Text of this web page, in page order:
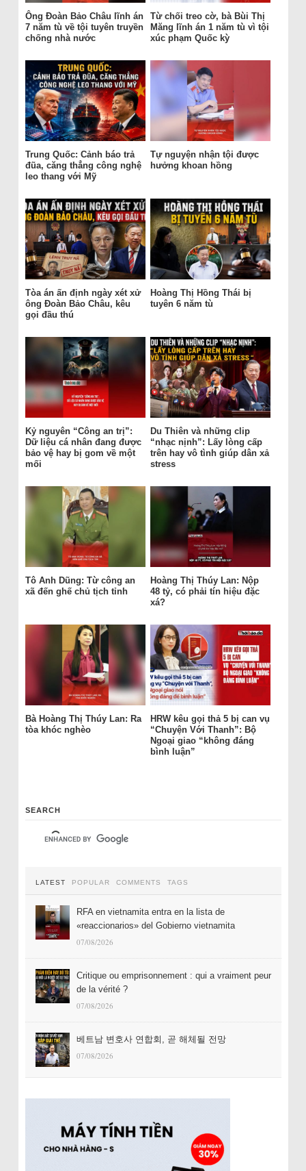
Ông Đoàn Bảo Châu lĩnh án
7 năm tù về tội tuyên truyền
chống nhà nước
Từ chối treo cờ, bà Bùi Thị
Măng lĩnh án 1 năm tù vì tội
xúc phạm Quốc kỳ
Trung Quốc: Cảnh báo trả
đũa, căng thẳng công nghệ
leo thang với Mỹ
Tự nguyện nhận tội được
hưởng khoan hồng
Tòa án ấn định ngày xét xử
ông Đoàn Bảo Châu, kêu
gọi đầu thú
Hoàng Thị Hồng Thái bị
tuyên 6 năm tù
Kỷ nguyên “Công an trị”:
Dữ liệu cá nhân đang được
bảo vệ hay bị gom về một
mối
Du Thiên và những clip
“nhạc nịnh”: Lấy lòng cấp
trên hay vô tình giúp dân xả
stress
Tô Anh Dũng: Từ công an
xã đến ghế chủ tịch tỉnh
Hoàng Thị Thúy Lan: Nộp
48 tỷ, có phải tín hiệu đặc
xá?
Bà Hoàng Thị Thúy Lan: Ra
tòa khóc nghèo
HRW kêu gọi thả 5 bị can vụ
“Chuyện Với Thanh”: Bộ
Ngoại giao “không đáng
bình luận”
SEARCH
LATEST POPULAR COMMENTS TAGS
RFA en vietnamita entra en la lista de
«reaccionarios» del Gobierno vietnamita
07/08/2026
Critique ou emprisonnement : qui a vraiment peur
de la vérité ?
07/08/2026
베트남 변호사 연합회, 곧 해체될 전망
07/08/2026